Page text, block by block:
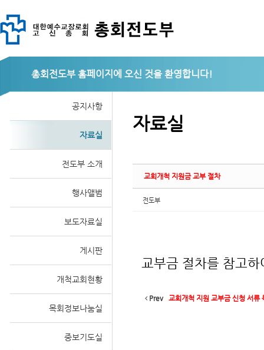
총회전도부
공지사항
자료실
전도부 소개
행사앨범
보도자료실
게시판
개척교회현황
목회정보나눔실
중보기도실
자료실
교회개척 지원금 교부 절차
전도부
교부금 절차를 참고
Prev 교회개척 지원 교부금 신청 서류
스케치북5